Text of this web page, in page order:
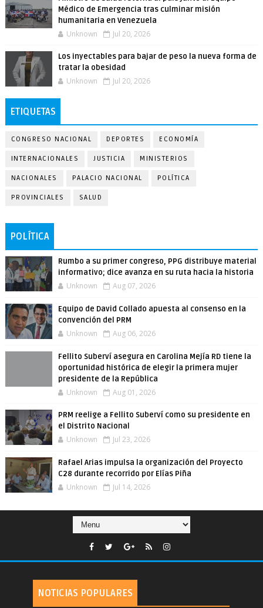
Médico de Emergencia tras culminar misión
humanitaria en Venezuela
Unknown Jul 20, 2026
Los inyectables para bajar de peso la nueva forma de
tratar la obesidad
Unknown Jul 20, 2026
ETIQUETAS
CONGRESO NACIONAL DEPORTES ECONOMÍA
INTERNACIONALES JUSTICIA MINISTERIOS
NACIONALES PALACIO NACIONAL POLÍTICA
PROVINCIALES SALUD
POLÍTICA
Rumbo a su primer congreso, PPG distribuye material
informativo; dice avanza en su ruta hacia la historia
Unknown Aug 07, 2026
Equipo de David Collado apuesta al consenso en la
convención del PRM
Unknown Aug 06, 2026
Fellito Suberví asegura en Carolina Mejía RD tiene la
oportunidad histórica de elegir la primera mujer
presidente de la República
Unknown Aug 01, 2026
PRM reelige a Fellito Suberví como su presidente en
el Distrito Nacional
Unknown Jul 23, 2026
Rafael Arias impulsa la organización del Proyecto
C28 durante recorrido por Elías Piña
Unknown Jul 14, 2026
NOTICIAS POPULARES